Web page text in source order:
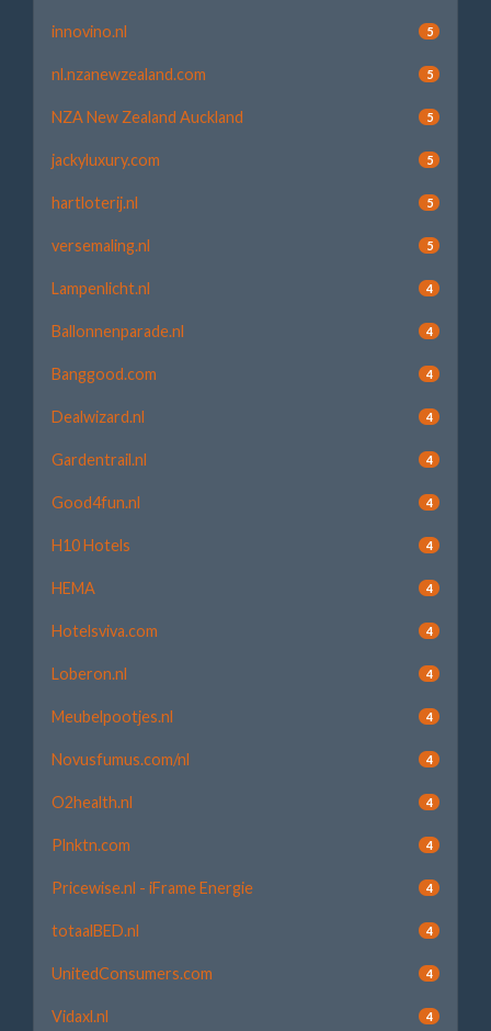
innovino.nl 5
nl.nzanewzealand.com 5
NZA New Zealand Auckland 5
jackyluxury.com 5
hartloterij.nl 5
versemaling.nl 5
Lampenlicht.nl 4
Ballonnenparade.nl 4
Banggood.com 4
Dealwizard.nl 4
Gardentrail.nl 4
Good4fun.nl 4
H10 Hotels 4
HEMA 4
Hotelsviva.com 4
Loberon.nl 4
Meubelpootjes.nl 4
Novusfumus.com/nl 4
O2health.nl 4
Plnktn.com 4
Pricewise.nl - iFrame Energie 4
totaalBED.nl 4
UnitedConsumers.com 4
Vidaxl.nl 4